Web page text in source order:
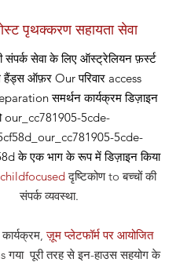
पृथक्करण सहायता सेवा
संपर्क सेवा के लिए ऑस्ट्रेलियन फ़र्स्ट
हैंड्स ऑफ़र Ourपरिवार access
समर्थन कार्यक्रम डिज़ाइन
our_cc781905-5cde-
5cde-
के एक भाग के रूप में डिज़ाइन किया
दृष्टिकोणto बच्चों की
संपर्क व्यवस्था.
कार्यक्रम,ज़ूम प्लेटफॉर्म पर आयोजित
गया पूरी तरह से इन-हाउस सहयोग के